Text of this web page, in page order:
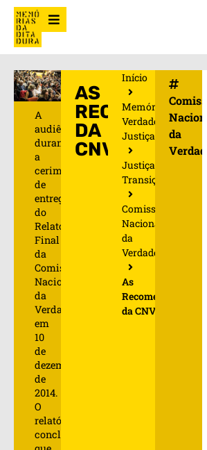
A
audiência
durante
a
cerimônia
de
entrega
do
Relatório
Final
da
Comissão
Nacional
da
Verdade,
em
10
de
dezembro
de
2014.
O
relatório
concluiu
AS
DA
CNV
Início
Memória,
Verdade e
Justiça
Justiça de
Transição
Comissão
Nacional
da
Verdade
As
Recomendações
da CNV
da
Verdade